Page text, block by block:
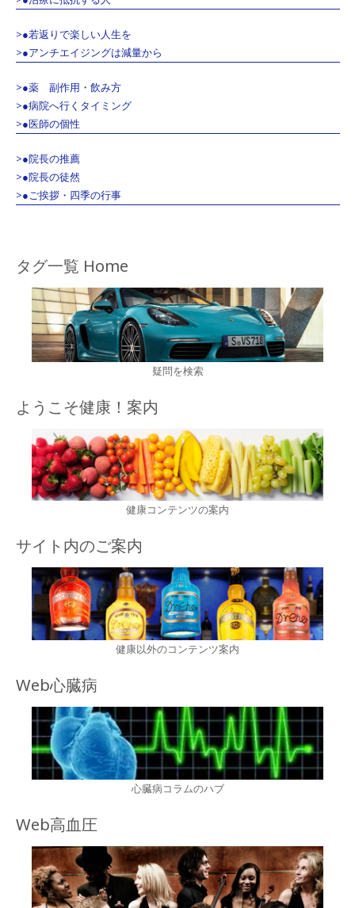
>●若返りで楽しい人生を
>●アンチエイジングは減量から
>●薬 副作用・飲み方
>●病院へ行くタイミング
>●医師の個性
>●院長の推薦
>●院長の徒然
>●ご挨拶・四季の行事
タグ一覧 Home
疑問を検索
ようこそ健康！案内
健康コンテンツの案内
サイト内のご案内
健康以外のコンテンツ案内
Web心臓病
心臓病コラムのハブ
Web高血圧